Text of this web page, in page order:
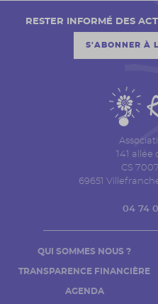
141 allée
CS
69651
04 74
QUI SOMMES NOUS ?
TRANSPARENCE FINANCIÈRE
AGENDA
RESTER INFORMÉ DES
S'ABONNER À